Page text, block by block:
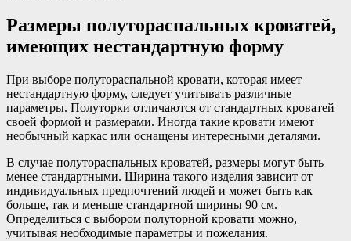
Размеры полутораспальных кроватей,
имеющих нестандартную форму
При выборе полутораспальной кровати, которая имеет
нестандартную форму, следует учитывать различные
параметры. Полуторки отличаются от стандартных кроватей
своей формой и размерами. Иногда такие кровати имеют
необычный каркас или оснащены интересными деталями.
В случае полутораспальных кроватей, размеры могут быть
менее стандартными. Ширина такого изделия зависит от
индивидуальных предпочтений людей и может быть как
больше, так и меньше стандартной ширины 90 см.
Определиться с выбором полуторной кровати можно,
учитывая необходимые параметры и пожелания.